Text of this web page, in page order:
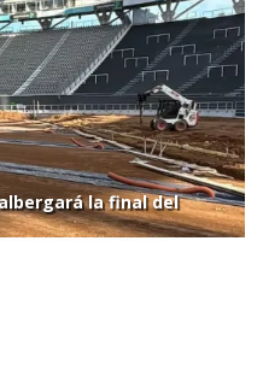
la final del